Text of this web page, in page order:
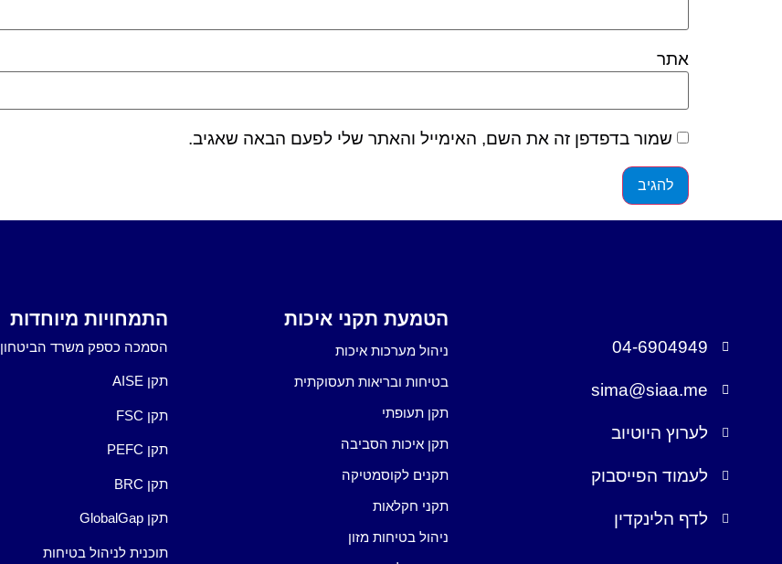
אתר
שמור בדפדפן זה את השם, האימייל והאתר שלי לפעם הבאה שאגיב.
04-6904949
sima@siaa.me
לערוץ היוטיוב
לעמוד הפייסבוק
לדף הלינקדין
הטמעת תקני איכות
ניהול מערכות איכות
בטיחות ובריאות תעסוקתית
תקן תעופתי
תקן איכות הסביבה
תקנים לקוסמטיקה
תקני חקלאות
ניהול בטיחות מזון
התמחויות מיוחדות
הסמכה כספק משרד הביטחון
תקן AISE
תקן FSC
תקן PEFC
תקן BRC
תקן GlobalGap
תוכנית לניהול בטיחות